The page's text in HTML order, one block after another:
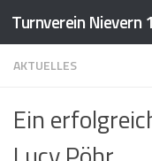
Zum Inhalt springen
Turnverein Nievern
AKTUELLES
Ein